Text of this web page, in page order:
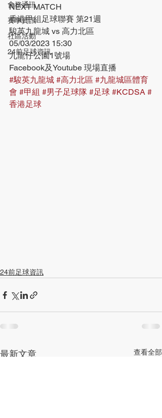
會務通訊
賽事資訊
社區活動
24前足球資訊
NEXT MATCH
香港甲組足球聯賽 第21週
駿英九龍城 vs 高力北區
05/03/2023 15:30
九龍仔公園1號場
Facebook及Youtube 現場直播
#駿英九龍城 #高力北區 #九龍城區體育
會 #甲組 #男子足球隊 #足球 #KCDSA #
香港足球
24前足球資訊
最新文章 查看全部